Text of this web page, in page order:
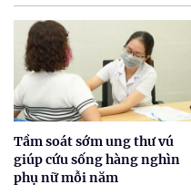
Tầm soát sớm ung thư vú
giúp cứu sống hàng nghìn
phụ nữ mỗi năm